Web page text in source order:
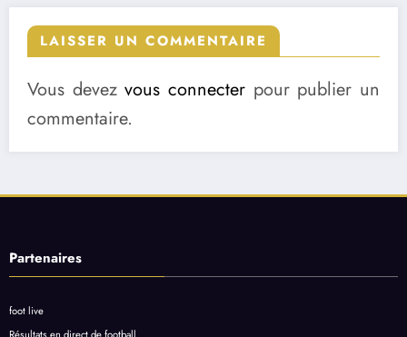
LAISSER UN COMMENTAIRE
Vous devezvous connecter pour publier un
commentaire.
Partenaires
foot live